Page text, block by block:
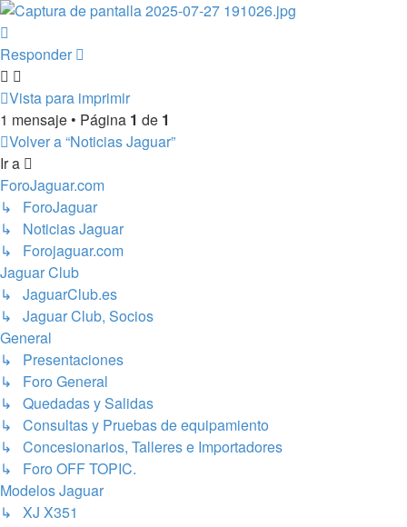
Responder
Vista para imprimir
1 mensaje • Página 1 de 1
Volver a “Noticias Jaguar”
Ir a
ForoJaguar.com
↳ ForoJaguar
↳ Noticias Jaguar
↳ Forojaguar.com
Jaguar Club
↳ JaguarClub.es
↳ Jaguar Club, Socios
General
↳ Presentaciones
↳ Foro General
↳ Quedadas y Salidas
↳ Consultas y Pruebas de equipamiento
↳ Concesionarios, Talleres e Importadores
↳ Foro OFF TOPIC.
Modelos Jaguar
↳ XJ X351